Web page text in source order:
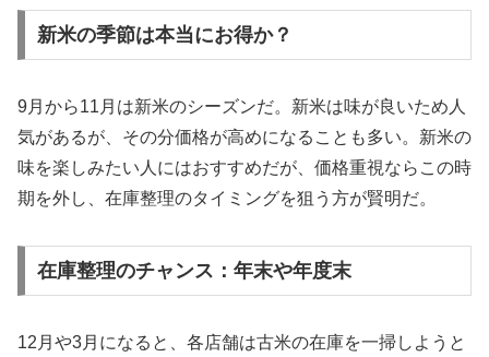
新米の季節は本当にお得か？
9月から11月は新米のシーズンだ。新米は味が良いため人
気があるが、その分価格が高めになることも多い。新米の
味を楽しみたい人にはおすすめだが、価格重視ならこの時
期を外し、在庫整理のタイミングを狙う方が賢明だ。
在庫整理のチャンス：年末や年度末
12月や3月になると、各店舗は古米の在庫を一掃しようと